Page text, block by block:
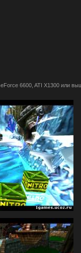
6600, ATI X1300 или